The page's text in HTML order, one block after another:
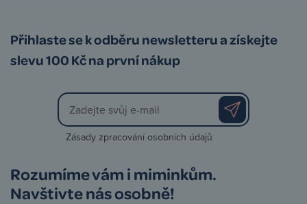
Přihlaste se k odběru newsletteru a získejte
slevu 100 Kč na první nákup
Zásady zpracování osobních údajů
Rozumíme vám i miminkům.
Navštivte nás osobně!